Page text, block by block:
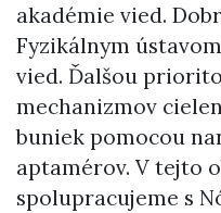
akadémie vied.
Fyzikálnym
vied. Ďalšou
mechanizmov
buniek pomocou
aptamérov. V tejto
spolupracujeme s